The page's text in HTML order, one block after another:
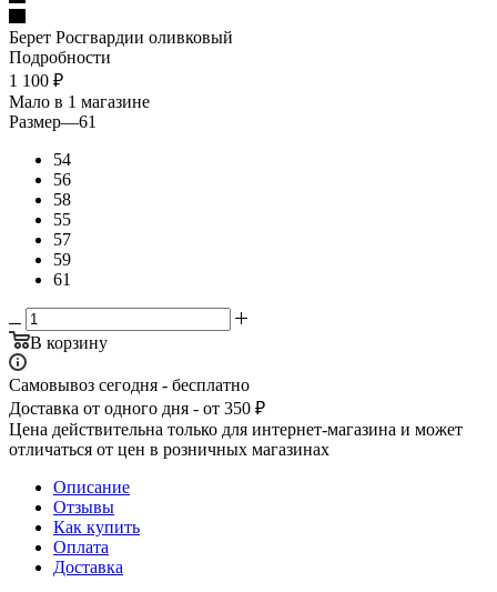
Берет Росгвардии оливковый
Подробности
1 100 ₽
Мало в 1 магазине
Размер—61
54
56
58
55
57
59
61
В корзину
Самовывоз сегодня - бесплатно
Доставка от одного дня - от 350 ₽
Цена действительна только для интернет-магазина и может
отличаться от цен в розничных магазинах
Описание
Отзывы
Как купить
Оплата
Доставка